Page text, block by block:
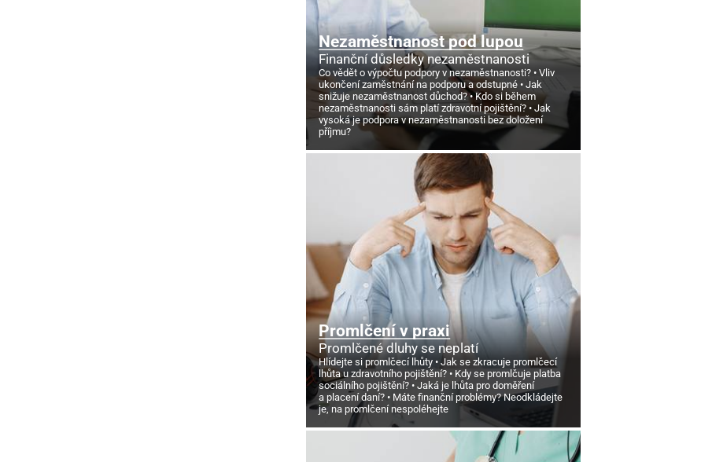
Nezaměstnanost pod lupou
Finanční důsledky nezaměstnanosti
Co vědět o výpočtu podpory v nezaměstnanosti?
Vliv
ukončení zaměstnání na podporu a odstupné
Jak
snižuje nezaměstnanost důchod?
Kdo si během
nezaměstnanosti sám platí zdravotní pojištění?
Jak
vysoká je podpora v nezaměstnanosti bez doložení
příjmu?
Promlčení v praxi
Promlčené dluhy se neplatí
Hlídejte si promlčecí lhůty
Jak se zkracuje promlčecí
lhůta u zdravotního pojištění?
Kdy se promlčuje platba
sociálního pojištění?
Jaká je lhůta pro doměření
a placení daní?
Máte finanční problémy? Neodkládejte
je, na promlčení nespoléhejte